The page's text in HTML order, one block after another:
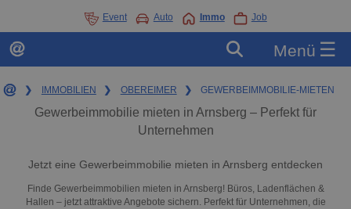
Event Auto Immo Job
Menü ☰
❯ IMMOBILIEN ❯ OBEREIMER ❯ GEWERBEIMMOBILIE-MIETEN
Gewerbeimmobilie mieten in Arnsberg – Perfekt für
Unternehmen
Jetzt eine Gewerbeimmobilie mieten in Arnsberg entdecken
Finde Gewerbeimmobilien mieten in Arnsberg! Büros, Ladenflächen &
Hallen – jetzt attraktive Angebote sichern. Perfekt für Unternehmen, die